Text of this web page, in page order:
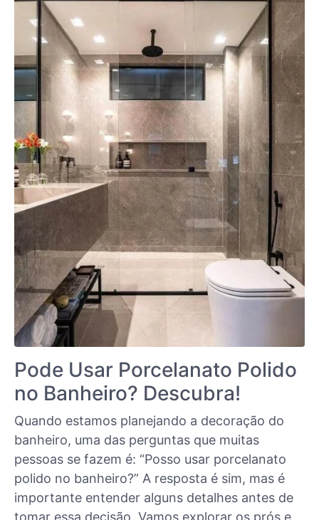
Pode Usar Porcelanato Polido
no Banheiro? Descubra!
Quando estamos planejando a decoração do
banheiro, uma das perguntas que muitas
pessoas se fazem é: “Posso usar porcelanato
polido no banheiro?” A resposta é sim, mas é
importante entender alguns detalhes antes de
tomar essa decisão. Vamos explorar os prós e